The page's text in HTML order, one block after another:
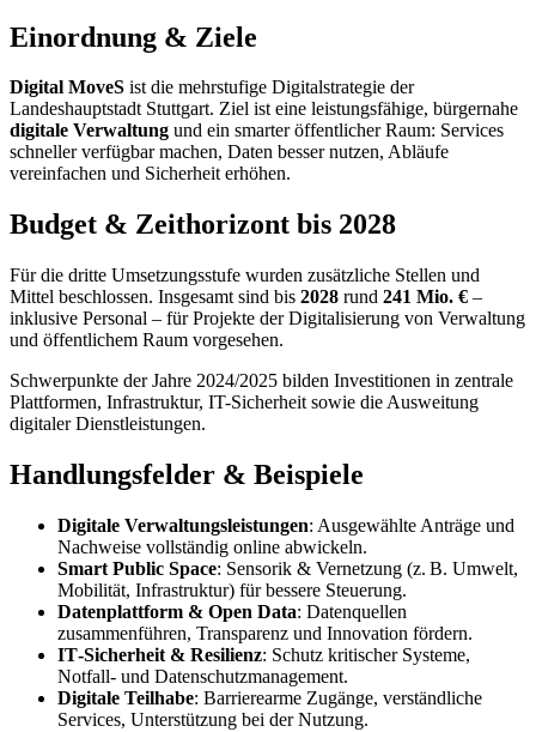
Einordnung & Ziele
Digital MoveS ist die mehrstufige Digitalstrategie der
Landeshauptstadt Stuttgart. Ziel ist eine leistungsfähige, bürgernahe
digitale Verwaltung und ein smarter öffentlicher Raum: Services
schneller verfügbar machen, Daten besser nutzen, Abläufe
vereinfachen und Sicherheit erhöhen.
Budget & Zeithorizont bis 2028
Für die dritte Umsetzungsstufe wurden zusätzliche Stellen und
Mittel beschlossen. Insgesamt sind bis 2028 rund 241 Mio. € –
inklusive Personal – für Projekte der Digitalisierung von Verwaltung
und öffentlichem Raum vorgesehen.
Schwerpunkte der Jahre 2024/2025 bilden Investitionen in zentrale
Plattformen, Infrastruktur, IT-Sicherheit sowie die Ausweitung
digitaler Dienstleistungen.
Handlungsfelder & Beispiele
Digitale Verwaltungsleistungen: Ausgewählte Anträge und
Nachweise vollständig online abwickeln.
Smart Public Space: Sensorik & Vernetzung (z. B. Umwelt,
Mobilität, Infrastruktur) für bessere Steuerung.
Datenplattform & Open Data: Datenquellen
zusammenführen, Transparenz und Innovation fördern.
IT‑Sicherheit & Resilienz: Schutz kritischer Systeme,
Notfall‑ und Datenschutzmanagement.
Digitale Teilhabe: Barrierearme Zugänge, verständliche
Services, Unterstützung bei der Nutzung.